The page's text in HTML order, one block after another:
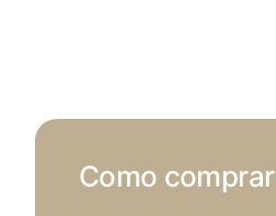
Como comprar